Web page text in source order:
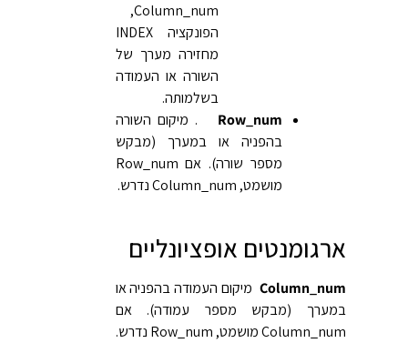
Column_num,
הפונקציה INDEX
מחזירה מערך של
השורה או העמודה
בשלמותה.
Row_num . מיקום השורה
בהפניה או במערך (מבקש
מספר שורה). אם Row_num
מושמט, Column_num נדרש.
ארגומנטים אופציונליים
Column_num מיקום העמודה בהפניה או
במערך (מבקש מספר עמודה). אם
Column_num מושמט, Row_num נדרש.